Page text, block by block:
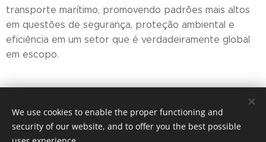
transporte marítimo, promovendo padrões mais altos
em questões de segurança, proteção ambiental e
eficiência em um setor que é verdadeiramente global
em escopo.
We use cookies to enable the proper functioning and
security of our website, and to offer you the best possible